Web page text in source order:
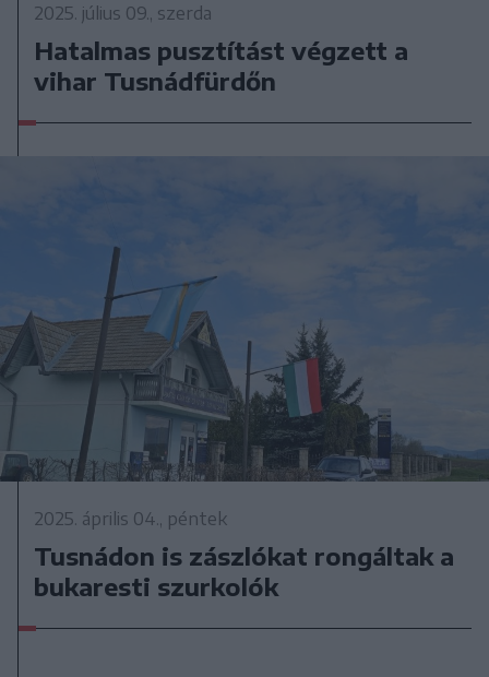
2025. július 09., szerda
Hatalmas pusztítást végzett a
vihar Tusnádfürdőn
2025. április 04., péntek
Tusnádon is zászlókat rongáltak a
bukaresti szurkolók